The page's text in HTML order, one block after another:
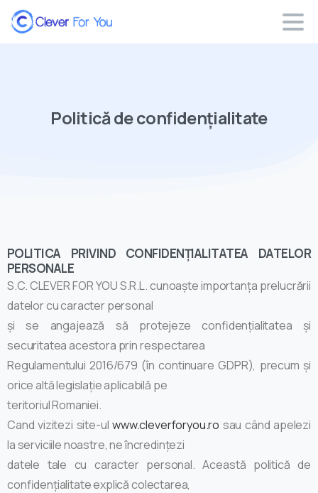
Politicădeconfidențialitate
POLITICA PRIVIND CONFIDENȚIALITATEA DATELOR
PERSONALE
S.C. CLEVER FOR YOU S.R.L. cunoaște importanța prelucrării
datelor cu caracter personal
și se angajează să protejeze confidențialitatea și
securitatea acestora prin respectarea
Regulamentului 2016/679 (în continuare GDPR), precum și
orice altă legislație aplicabilă pe
teritoriul Romaniei.
Cand vizitezi site-ulwww.cleverforyou.ro sau când apelezi
la serviciile noastre, ne încredințezi
datele tale cu caracter personal. Această politică de
confidențialitate explică colectarea,